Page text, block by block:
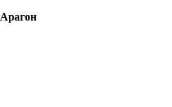
Арагон